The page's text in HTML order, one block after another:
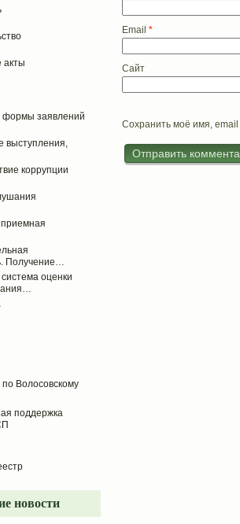
акты
заявлений
коррупции
Получение…
оценки
Волосовскому
поддержка
новости
Email *
Сайт
Сохранить моё имя,